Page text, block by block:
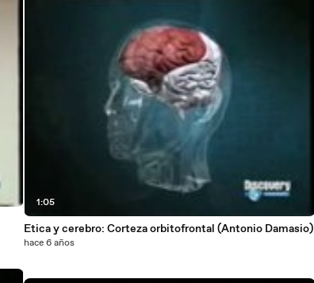
1:05
Etica y cerebro: Corteza orbitofrontal (Antonio Damasio)
hace 6 años